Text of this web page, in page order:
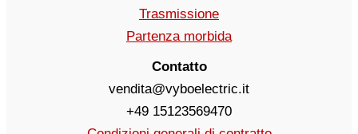
Trasmissione
Partenza morbida
Contatto
vendita@vyboelectric.it
+49 15123569470